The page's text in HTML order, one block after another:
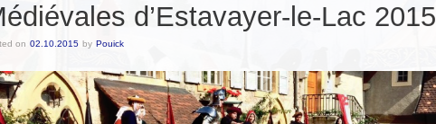
d’Estavayer-le-Lac 2015
on 02.10.2015 by Pouick